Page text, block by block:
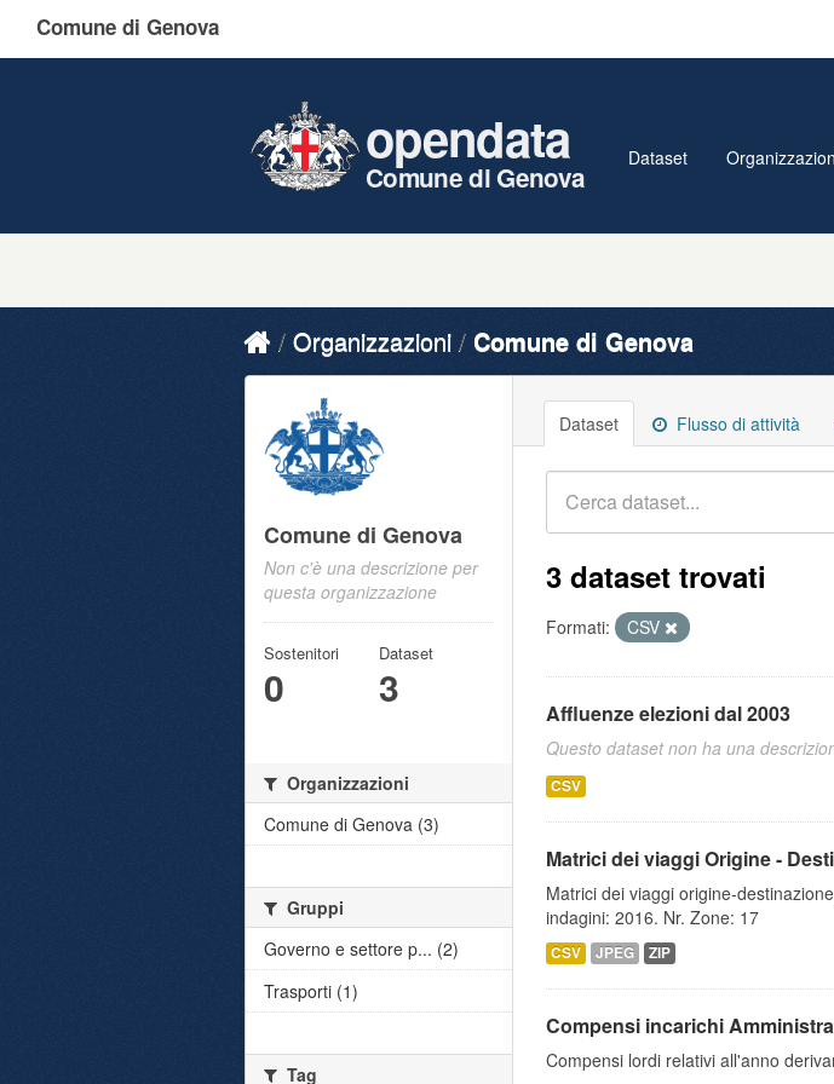
Comune di Genova
opendata
Comune di Genova
Dataset
Organizzazioni Comune di Genova
Dataset Flusso di attività
3 dataset trovati
Formati: CSV
Affluenze elezioni dal 2003
Questo dataset non ha una
CSV
Matrici dei viaggi Origine -
Matrici dei viaggi origine-
indagini: 2016. Nr. Zone: 17
CSV JPEG ZIP
Compensi incarichi
Compensi lordi relativi all'anno
Comune di Genova
Non c'è una descrizione per
questa organizzazione
Sostenitori
0
Dataset
3
Organizzazioni
Comune di Genova (3)
Gruppi
Governo e settore p... (2)
Trasporti (1)
Tag